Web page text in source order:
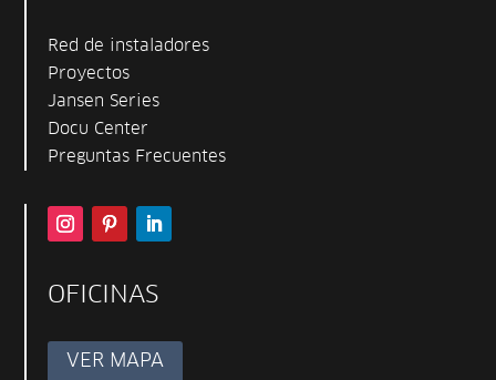
Red de instaladores
Proyectos
Jansen Series
Docu Center
Preguntas Frecuentes
OFICINAS
VER MAPA